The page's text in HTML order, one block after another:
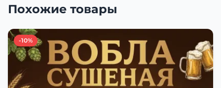
Похожие товары
-10%